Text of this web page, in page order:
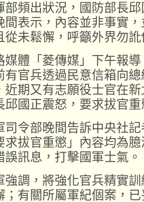
部頻出狀況，國防部長
間表示，內容並非事實
從未鬆懈，呼籲外界勿
媒體「菱傳媒」下午報
有官兵透過民意信箱向
近期又有志願役士官在
邱國正震怒，要求拔官重
司令部晚間告訴中央社
求拔官重懲」內容均為
誤訊息，打擊國軍士氣。
強調，將強化官兵精實
；有關所屬軍紀個案，